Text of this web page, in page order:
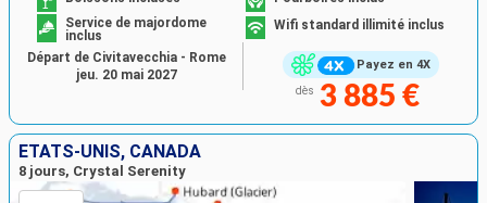
Payez en 4X
Service de majordome
inclus
Wifi standard illimité inclus
dès 3 885 €
Départ de Civitavecchia - Rome
jeu. 20 mai 2027
ÉTATS-UNIS, CANADA
8 jours, Crystal Serenity